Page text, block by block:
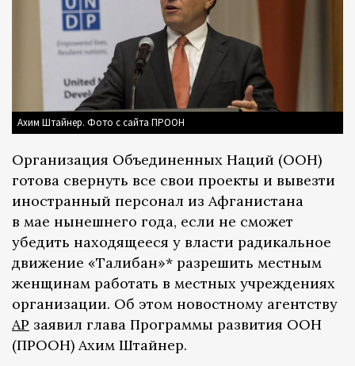
Ахим Штайнер. Фото с сайта ПРООН
Организация Объединенных Наций (ООН)
готова свернуть все свои проекты и вывезти
иностранный персонал из Афганистана
в мае нынешнего года, если не сможет
убедить находящееся у власти радикальное
движение «Талибан»* разрешить местным
женщинам работать в местных учреждениях
организации. Об этом новостному агентству
АР заявил глава Программы развития ООН
(ПРООН) Ахим Штайнер.